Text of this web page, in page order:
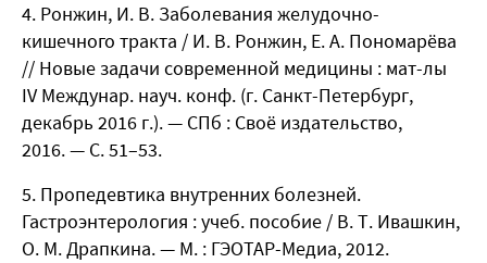
Ронжин, И. В. Заболевания желудочно-
кишечного тракта / И. В. Ронжин, Е. А. Пономарёва
// Новые задачи современной медицины : мат-лы
IV Междунар. науч. конф. (г. Санкт-Петербург,
декабрь 2016 г.). — СПб : Своё издательство,
2016. — С. 51–53.
Пропедевтика внутренних болезней.
Гастроэнтерология : учеб. пособие / В. Т. Ивашкин,
О. М. Драпкина. — М. : ГЭОТАР-Медиа, 2012.